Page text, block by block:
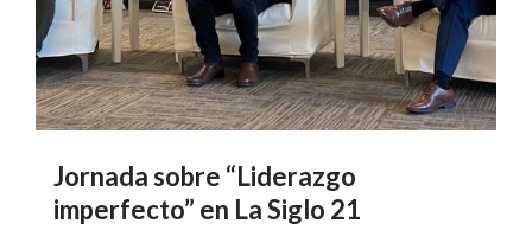
Jornada sobre “Liderazgo
imperfecto” en La Siglo 21